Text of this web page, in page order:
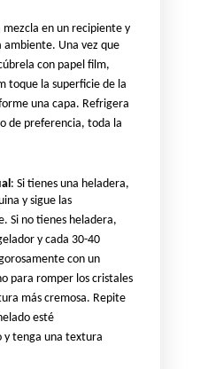
mezcla en un recipiente y
Una vez que
con papel film,
toque la superficie de la
una capa. Refrigera
de preferencia, toda la
: Si tienes una heladera,
y sigue las
Si no tienes heladera,
y cada 30-40
con un
para romper los cristales
más cremosa. Repite
esté
tenga una textura